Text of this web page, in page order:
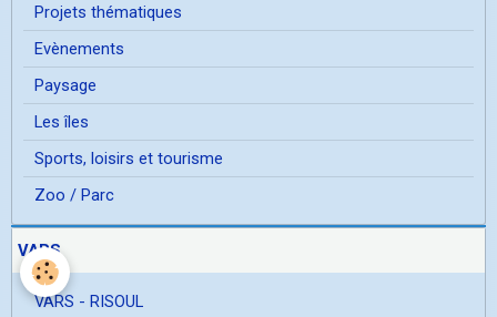
Projets thématiques
Evènements
Paysage
Les îles
Sports, loisirs et tourisme
Zoo / Parc
VARS
VARS - RISOUL